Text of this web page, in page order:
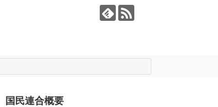
国民連合概要